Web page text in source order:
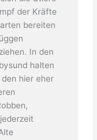
der Kräfte
bereiten
In den
halten
hier eher